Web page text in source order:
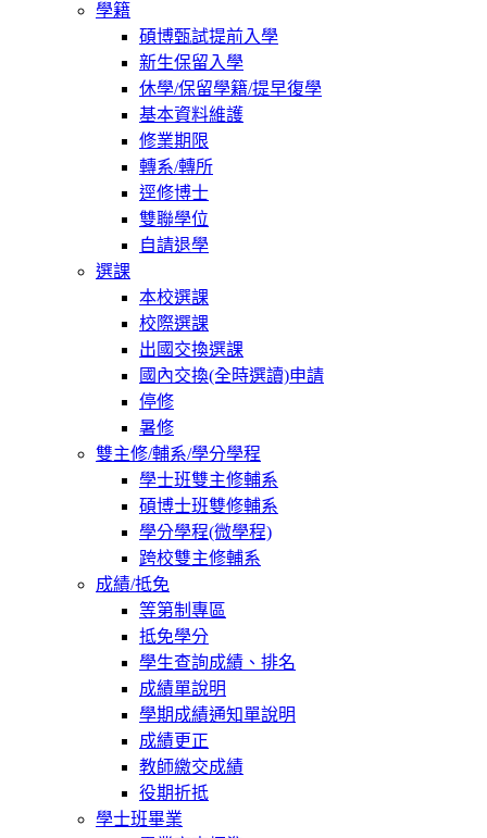
學籍
碩博甄試提前入學
新生保留入學
休學/保留學籍/提早復學
基本資料維護
修業期限
轉系/轉所
逕修博士
雙聯學位
自請退學
選課
本校選課
校際選課
出國交換選課
國內交換(全時選讀)申請
停修
暑修
雙主修/輔系/學分學程
學士班雙主修輔系
碩博士班雙修輔系
學分學程(微學程)
跨校雙主修輔系
成績/抵免
等第制專區
抵免學分
學生查詢成績、排名
成績單說明
學期成績通知單說明
成績更正
教師繳交成績
役期折抵
學士班畢業